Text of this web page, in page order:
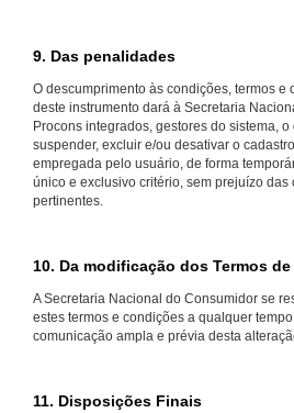
9. Das penalidades
O descumprimento às condições, termos e
deste instrumento dará à Secretaria
Procons integrados, gestores do sistema,
suspender, excluir e/ou desativar o
empregada pelo usuário, de forma
único e exclusivo critério, sem prejuízo das
pertinentes.
10. Da modificação dos Termos de
A Secretaria Nacional do Consumidor se
estes termos e condições a qualquer
comunicação ampla e prévia desta
11. Disposições Finais